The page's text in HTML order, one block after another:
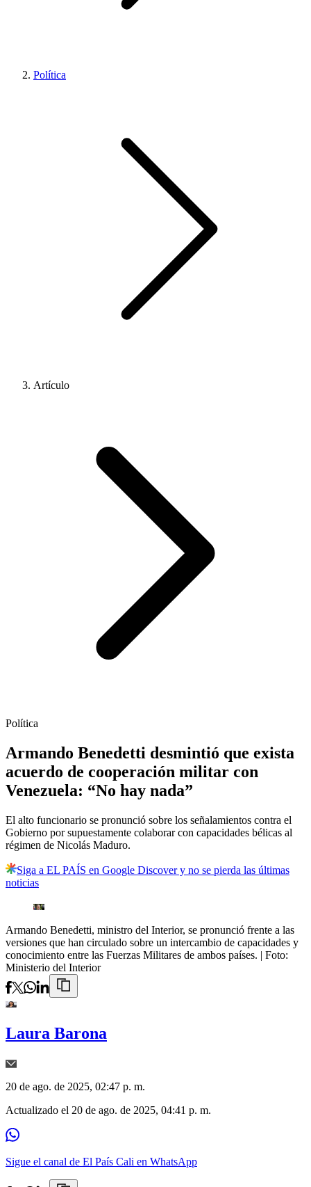
Política
Artículo
Política
Armando Benedetti desmintió que exista
acuerdo de cooperación militar con
Venezuela: “No hay nada”
El alto funcionario se pronunció sobre los señalamientos contra el
Gobierno por supuestamente colaborar con capacidades bélicas al
régimen de Nicolás Maduro.
Siga a EL PAÍS en Google Discover y no se pierda las últimas
noticias
Armando Benedetti, ministro del Interior, se pronunció frente a las
versiones que han circulado sobre un intercambio de capacidades y
conocimiento entre las Fuerzas Militares de ambos países. | Foto:
Ministerio del Interior
Laura Barona
20 de ago. de 2025, 02:47 p. m.
Actualizado el 20 de ago. de 2025, 04:41 p. m.
Sigue el canal de El País Cali en WhatsApp